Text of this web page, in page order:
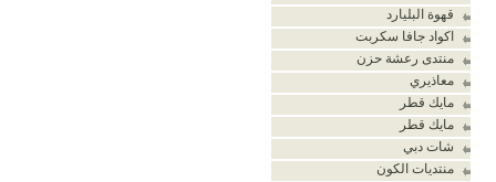
قهوة البليارد
اكواد جافا سكربت
منتدى رعشة حزن
معاذيري
مايك قطر
مايك قطر
شات دبي
منتديات الكون